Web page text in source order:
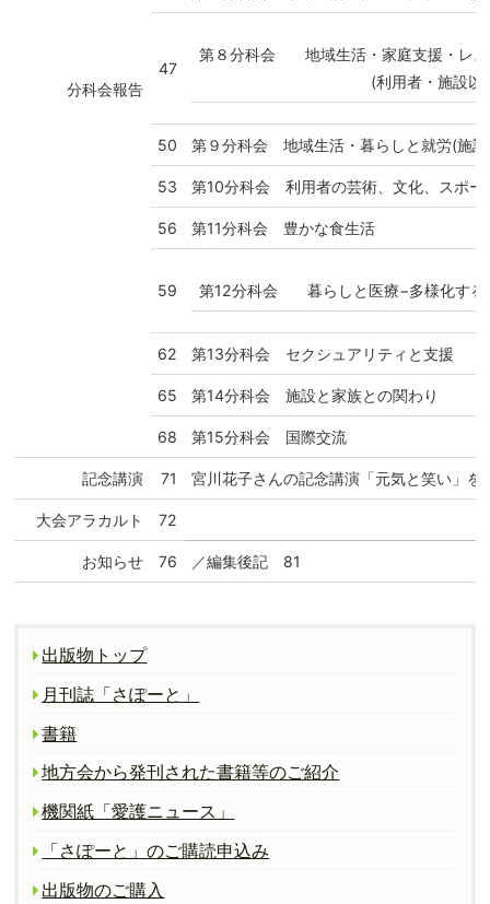
分科会報告
47
第８分科会
地域生活・家庭支援・レ
(利用者・施設以
50 第９分科会 地域生活・暮らしと就労(施
53 第10分科会 利用者の芸術、文化、スポー
56 第11分科会 豊かな食生活
59 第12分科会 暮らしと医療−多様化す
62 第13分科会 セクシュアリティと支援
65 第14分科会 施設と家族との関わり
68 第15分科会 国際交流
記念講演 71 宮川花子さんの記念講演「元気と笑い」を
大会アラカルト 72
お知らせ 76 ／編集後記 81
出版物トップ
月刊誌「さぽーと」
書籍
地方会から発刊された書籍等のご紹介
機関紙「愛護ニュース」
「さぽーと」のご購読申込み
出版物のご購入